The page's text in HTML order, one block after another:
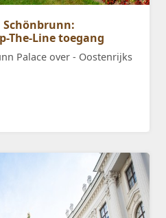
Schönbrunn:
The-Line toegang
Palace over - Oostenrijks